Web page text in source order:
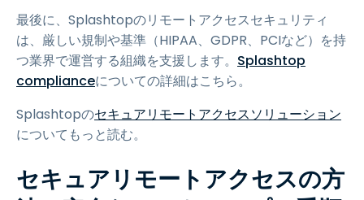
最後に、Splashtopのリモートアクセスセキュリティ
は、厳しい規制や基準（HIPAA、GDPR、PCIなど）を持
つ業界で運営する組織を支援します。 Splashtop
complianceについての詳細はこちら。
Splashtopのセキュアリモートアクセスソリューション
についてもっと読む。
セキュアリモートアクセスの方